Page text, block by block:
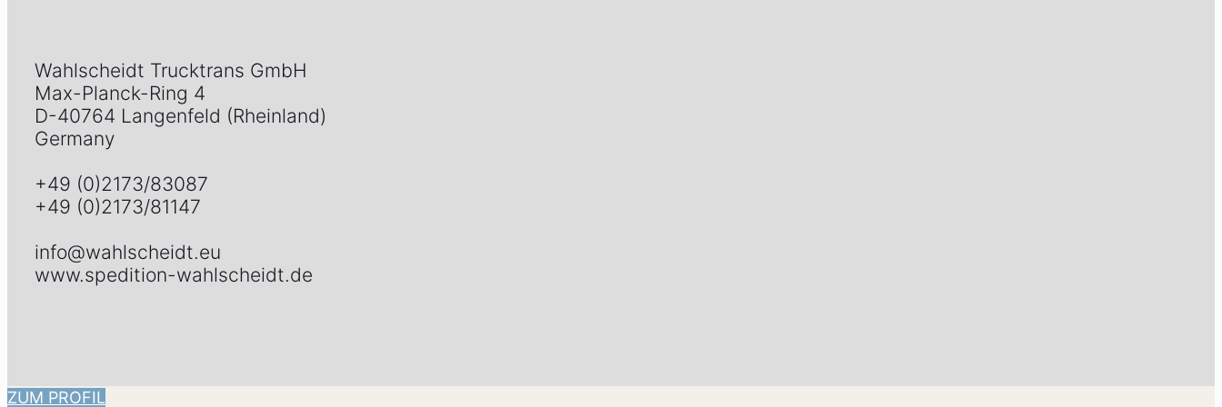
Wahlscheidt Trucktrans GmbH
Max-Planck-Ring 4
D-40764 Langenfeld (Rheinland)
Germany
+49 (0)2173/83087
+49 (0)2173/81147
info@wahlscheidt.eu
www.spedition-wahlscheidt.de
ZUM PROFIL